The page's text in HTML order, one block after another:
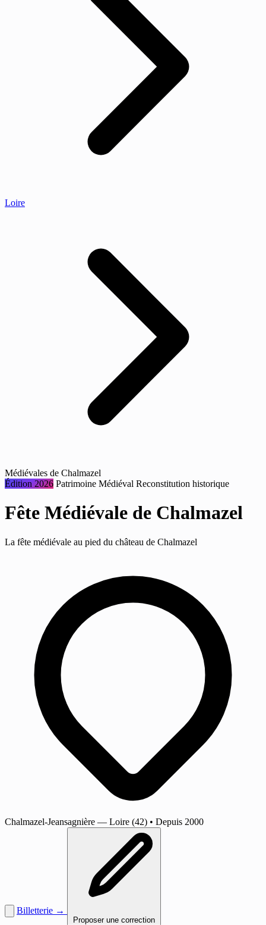
Loire
Médiévales de Chalmazel
Édition 2026 Patrimoine Médiéval Reconstitution historique
Fête Médiévale de Chalmazel
La fête médiévale au pied du château de Chalmazel
Chalmazel-Jeansagnière — Loire (42) • Depuis 2000
Billetterie →
Proposer une correction